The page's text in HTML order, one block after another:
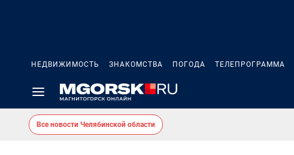
НЕДВИЖИМОСТЬ ЗНАКОМСТВА ПОГОДА ТЕЛЕПРОГРАММА
Все новости Челябинской области